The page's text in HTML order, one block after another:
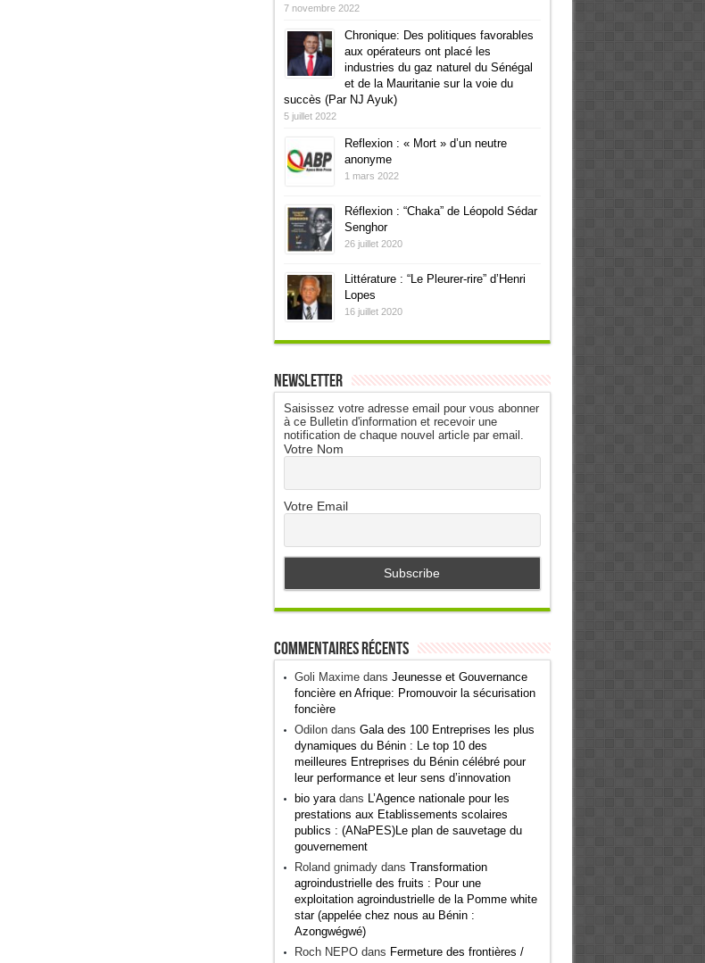
7 novembre 2022
Chronique: Des politiques favorables
aux opérateurs ont placé les
industries du gaz naturel du Sénégal
et de la Mauritanie sur la voie du
succès (Par NJ Ayuk)
5 juillet 2022
Reflexion : « Mort » d’un neutre
anonyme
1 mars 2022
Réflexion : “Chaka” de Léopold Sédar
Senghor
26 juillet 2020
Littérature : “Le Pleurer-rire” d’Henri
Lopes
16 juillet 2020
Newsletter
Saisissez votre adresse email pour vous abonner
à ce Bulletin d'information et recevoir une
notification de chaque nouvel article par email.
Votre Nom
Votre Email
Commentaires récents
Goli Maximedans Jeunesse et Gouvernance
foncière en Afrique: Promouvoir la sécurisation
foncière
Odilondans Gala des 100 Entreprises les plus
dynamiques du Bénin : Le top 10 des
meilleures Entreprises du Bénin célébré pour
leur performance et leur sens d’innovation
bio yaradans L’Agence nationale pour les
prestations aux Etablissements scolaires
publics : (ANaPES)Le plan de sauvetage du
gouvernement
Roland gnimadydans Transformation
agroindustrielle des fruits : Pour une
exploitation agroindustrielle de la Pomme white
star (appelée chez nous au Bénin :
Azongwégwé)
Roch NEPOdans Fermeture des frontières /